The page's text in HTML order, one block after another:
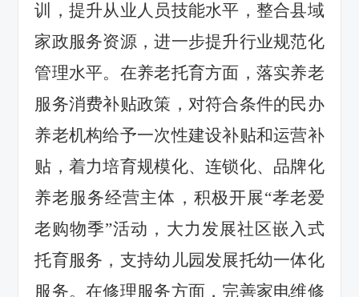
训，提升从业人员技能水平， 整合县域
家政服务资源，进一步提升行业规范化
管理水平。在养老托育方面， 落实养老
服务消费补贴政策， 对符合条件的民办
养老机构给予一次性建设补贴和运营补
贴， 着力培育规模化、连锁化、品牌化
养老服务经营主体，积极开展“孝老爱
老购物季”活动， 大力发展社区嵌入式
托育服务，支持幼儿园发展托幼一体化
服务。在修理服务方面， 完善家电维修